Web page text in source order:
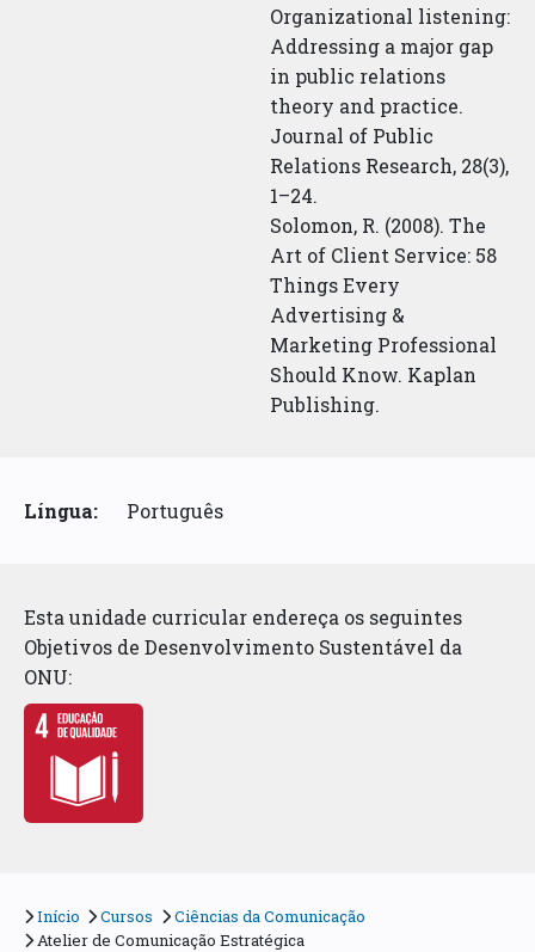
Organizational listening:
Addressing a major gap
in public relations
theory and practice.
Journal of Public
Relations Research, 28(3),
1–24.
Solomon, R. (2008). The
Art of Client Service: 58
Things Every
Advertising &
Marketing Professional
Should Know. Kaplan
Publishing.
Língua: Português
Esta unidade curricular endereça os seguintes
Objetivos de Desenvolvimento Sustentável da
ONU:
Início Cursos
Ciências da Comunicação
Atelier de Comunicação Estratégica